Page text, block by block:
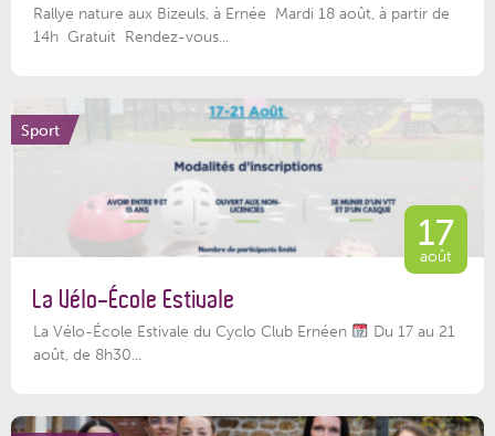
Rallye nature aux Bizeuls, à Ernée Mardi 18 août, à partir de
14h Gratuit Rendez-vous...
Sport
17
août
La Vélo-École Estivale
La Vélo-École Estivale du Cyclo Club Ernéen
Du 17 au 21
août, de 8h30...